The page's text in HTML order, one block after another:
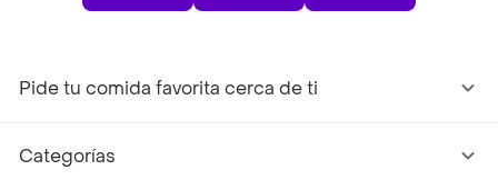
Pide tu comida favorita cerca de ti
Categorías